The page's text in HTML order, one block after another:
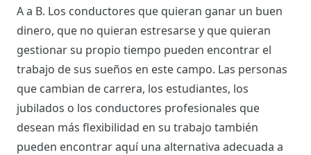
A a B. Los conductores que quieran ganar un buen
dinero, que no quieran estresarse y que quieran
gestionar su propio tiempo pueden encontrar el
trabajo de sus sueños en este campo. Las personas
que cambian de carrera, los estudiantes, los
jubilados o los conductores profesionales que
desean más flexibilidad en su trabajo también
pueden encontrar aquí una alternativa adecuada a